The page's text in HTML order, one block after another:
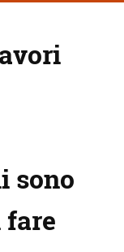
sono